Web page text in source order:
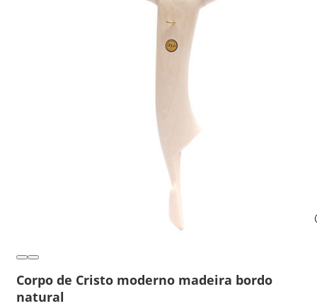
Corpo de Cristo moderno madeira bordo
natural